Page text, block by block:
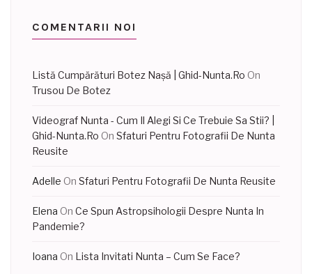
COMENTARII NOI
Listă Cumpărături Botez Nașă | Ghid-Nunta.Ro On
Trusou De Botez
Videograf Nunta - Cum Il Alegi Si Ce Trebuie Sa Stii? |
Ghid-Nunta.Ro On Sfaturi Pentru Fotografii De Nunta
Reusite
Adelle On Sfaturi Pentru Fotografii De Nunta Reusite
Elena On Ce Spun Astropsihologii Despre Nunta In
Pandemie?
Ioana On Lista Invitati Nunta – Cum Se Face?